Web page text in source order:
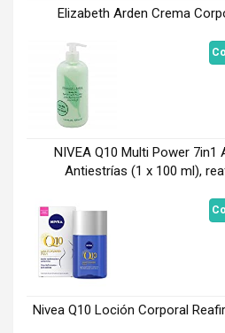
Elizabeth Arden Crema
NIVEA Q10 Multi Power 7in1
Antiestrías (1 x 100 ml),
Nivea Q10 Loción Corporal